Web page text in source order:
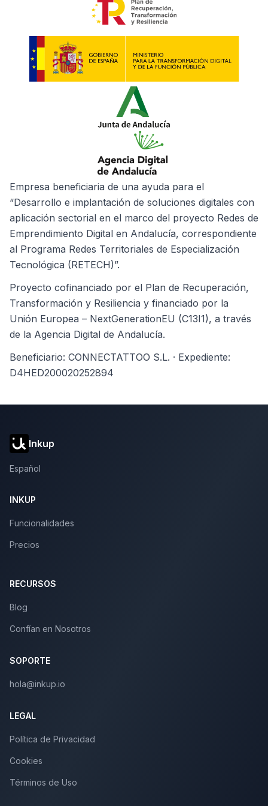
Empresa beneficiaria de una ayuda para el
“Desarrollo e implantación de soluciones digitales con
aplicación sectorial en el marco del proyecto Redes de
Emprendimiento Digital en Andalucía, correspondiente
al Programa Redes Territoriales de Especialización
Tecnológica (RETECH)”.
Proyecto cofinanciado por el Plan de Recuperación,
Transformación y Resiliencia y financiado por la
Unión Europea – NextGenerationEU (C13I1), a través
de la Agencia Digital de Andalucía.
Beneficiario: CONNECTATTOO S.L. · Expediente:
D4HED200020252894
Inkup
Español
INKUP
Funcionalidades
Precios
RECURSOS
Blog
Confían en Nosotros
SOPORTE
hola@inkup.io
LEGAL
Política de Privacidad
Cookies
Términos de Uso